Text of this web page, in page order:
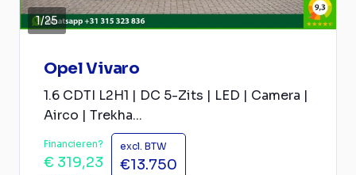
1/25
Opel Vivaro
1.6 CDTI L2H1 | DC 5-Zits | LED | Camera |
Airco | Trekha...
Financieren?
€ 319,23
excl. BTW
€13.750